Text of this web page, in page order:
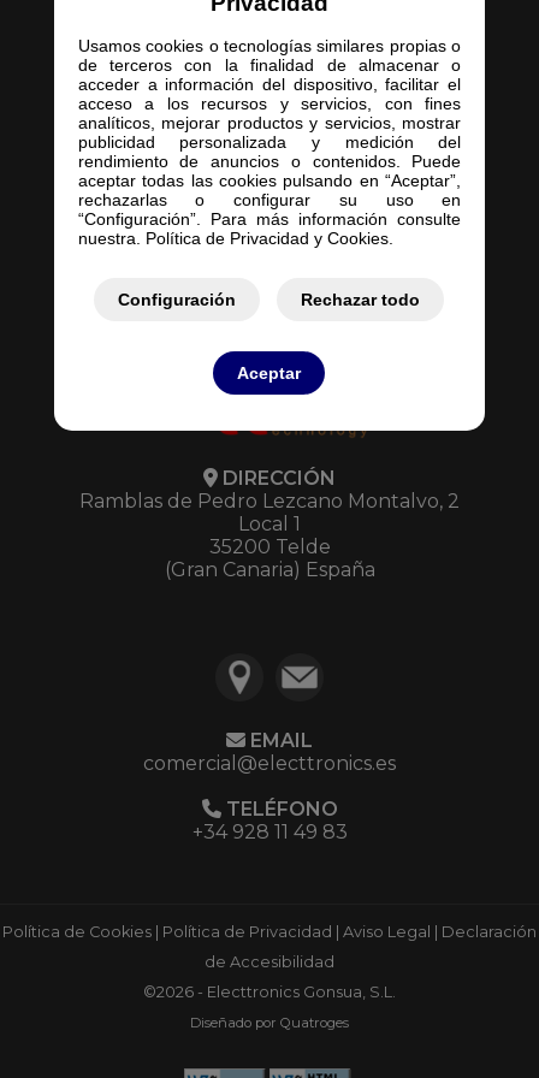
Usamos cookies o tecnologías similares propias o
de terceros con la finalidad de almacenar o
acceder a información del dispositivo, facilitar el
acceso a los recursos y servicios, con fines
analíticos, mejorar productos y servicios, mostrar
publicidad personalizada y medición del
rendimiento de anuncios o contenidos. Puede
aceptar todas las cookies pulsando en “Aceptar”,
rechazarlas o configurar su uso en
“Configuración”. Para más información consulte
nuestra. Política de Privacidad y Cookies.
Configuración Rechazar todo
Aceptar
Inicio
Empresa
Servicios
Contacto
Mis Pedidos
DIRECCIÓN
Ramblas de Pedro Lezcano Montalvo, 2
Local 1
35200 Telde
(Gran Canaria) España
EMAIL
comercial@electtronics.es
TELÉFONO
+34 928 11 49 83
Política de Cookies Política de Privacidad Aviso Legal
Declaración
de Accesibilidad
©2026 - Electtronics Gonsua, S.L.
Diseñado por Quatroges